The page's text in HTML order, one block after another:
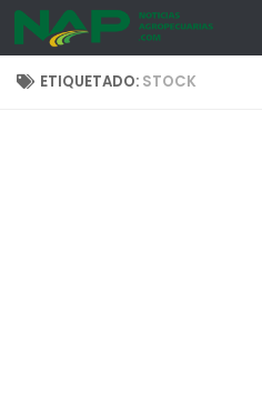
Skip to content
ETIQUETADO: STOCK